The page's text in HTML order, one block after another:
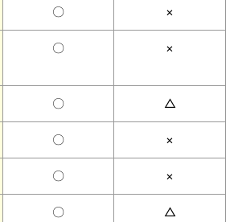
〇 ×
〇 ×
〇 △
〇 ×
〇 ×
〇 △